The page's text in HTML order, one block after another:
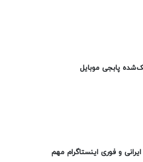
پابجی موبایل
و فوری اینستاگرام مهم